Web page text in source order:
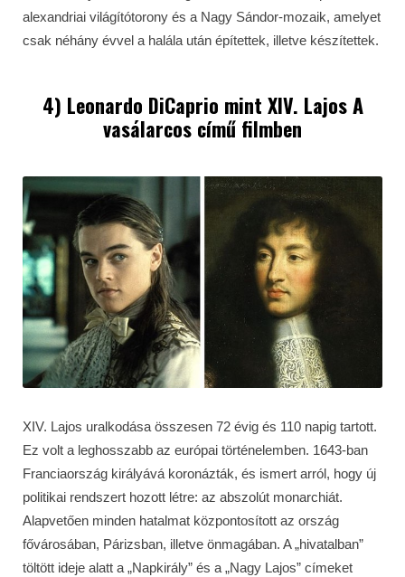
alexandriai világítótorony és a Nagy Sándor-mozaik, amelyet
csak néhány évvel a halála után építettek, illetve készítettek.
4) Leonardo DiCaprio mint XIV. Lajos A
vasálarcos című filmben
XIV. Lajos uralkodása összesen 72 évig és 110 napig tartott.
Ez volt a leghosszabb az európai történelemben. 1643-ban
Franciaország királyává koronázták, és ismert arról, hogy új
politikai rendszert hozott létre: az abszolút monarchiát.
Alapvetően minden hatalmat központosított az ország
fővárosában, Párizsban, illetve önmagában. A „hivatalban”
töltött ideje alatt a „Napkirály” és a „Nagy Lajos” címeket